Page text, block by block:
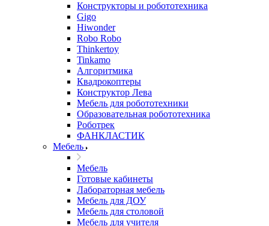
Конструкторы и робототехника
Gigo
Hiwonder
Robo Robo
Thinkertoy
Tinkamo
Алгоритмика
Квадрокоптеры
Конструктор Лева
Мебель для робототехники
Образовательная робототехника
Роботрек
ФАНКЛАСТИК
Мебель
Мебель
Готовые кабинеты
Лабораторная мебель
Мебель для ДОУ
Мебель для столовой
Мебель для учителя